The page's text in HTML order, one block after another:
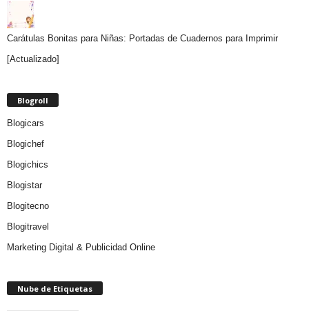
Carátulas Bonitas para Niñas: Portadas de Cuadernos para Imprimir
[Actualizado]
Blogroll
Blogicars
Blogichef
Blogichics
Blogistar
Blogitecno
Blogitravel
Marketing Digital & Publicidad Online
Nube de Etiquetas